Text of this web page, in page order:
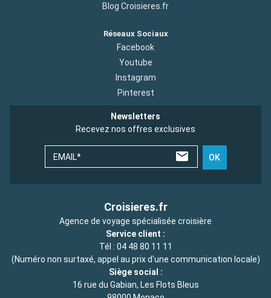
Blog Croisieres.fr
Réseaux Sociaux
Facebook
Youtube
Instagram
Pinterest
Newsletters
Recevez nos offres exclusives
EMAIL* OK
Croisieres.fr
Agence de voyage spécialisée croisière
Service client :
Tél : 04 48 80 11 11
(Numéro non surtaxé, appel au prix d'une communication locale)
Siège social :
16 rue du Gabian, Les Flots Bleus